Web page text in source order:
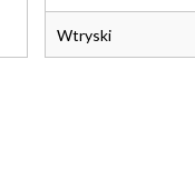
Wtryski